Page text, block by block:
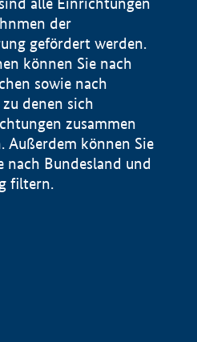
der
gefördert werden.
können Sie nach
sowie nach
denen sich
zusammen
Außerdem können Sie
nach Bundesland und
filtern.